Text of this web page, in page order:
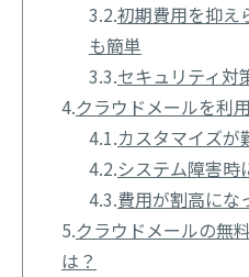
3.2.初期費用を抑え
も簡単
3.3.セキュリティ対
4.クラウドメールを利
4.1.カスタマイズが
4.2.システム障害時
4.3.費用が割高にな
5.クラウドメールの無
は？